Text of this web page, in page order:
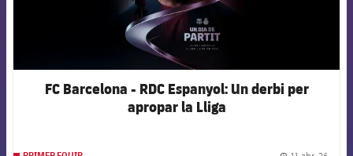
FC Barcelona - RDC Espanyol: Un derbi per
apropar la Lliga